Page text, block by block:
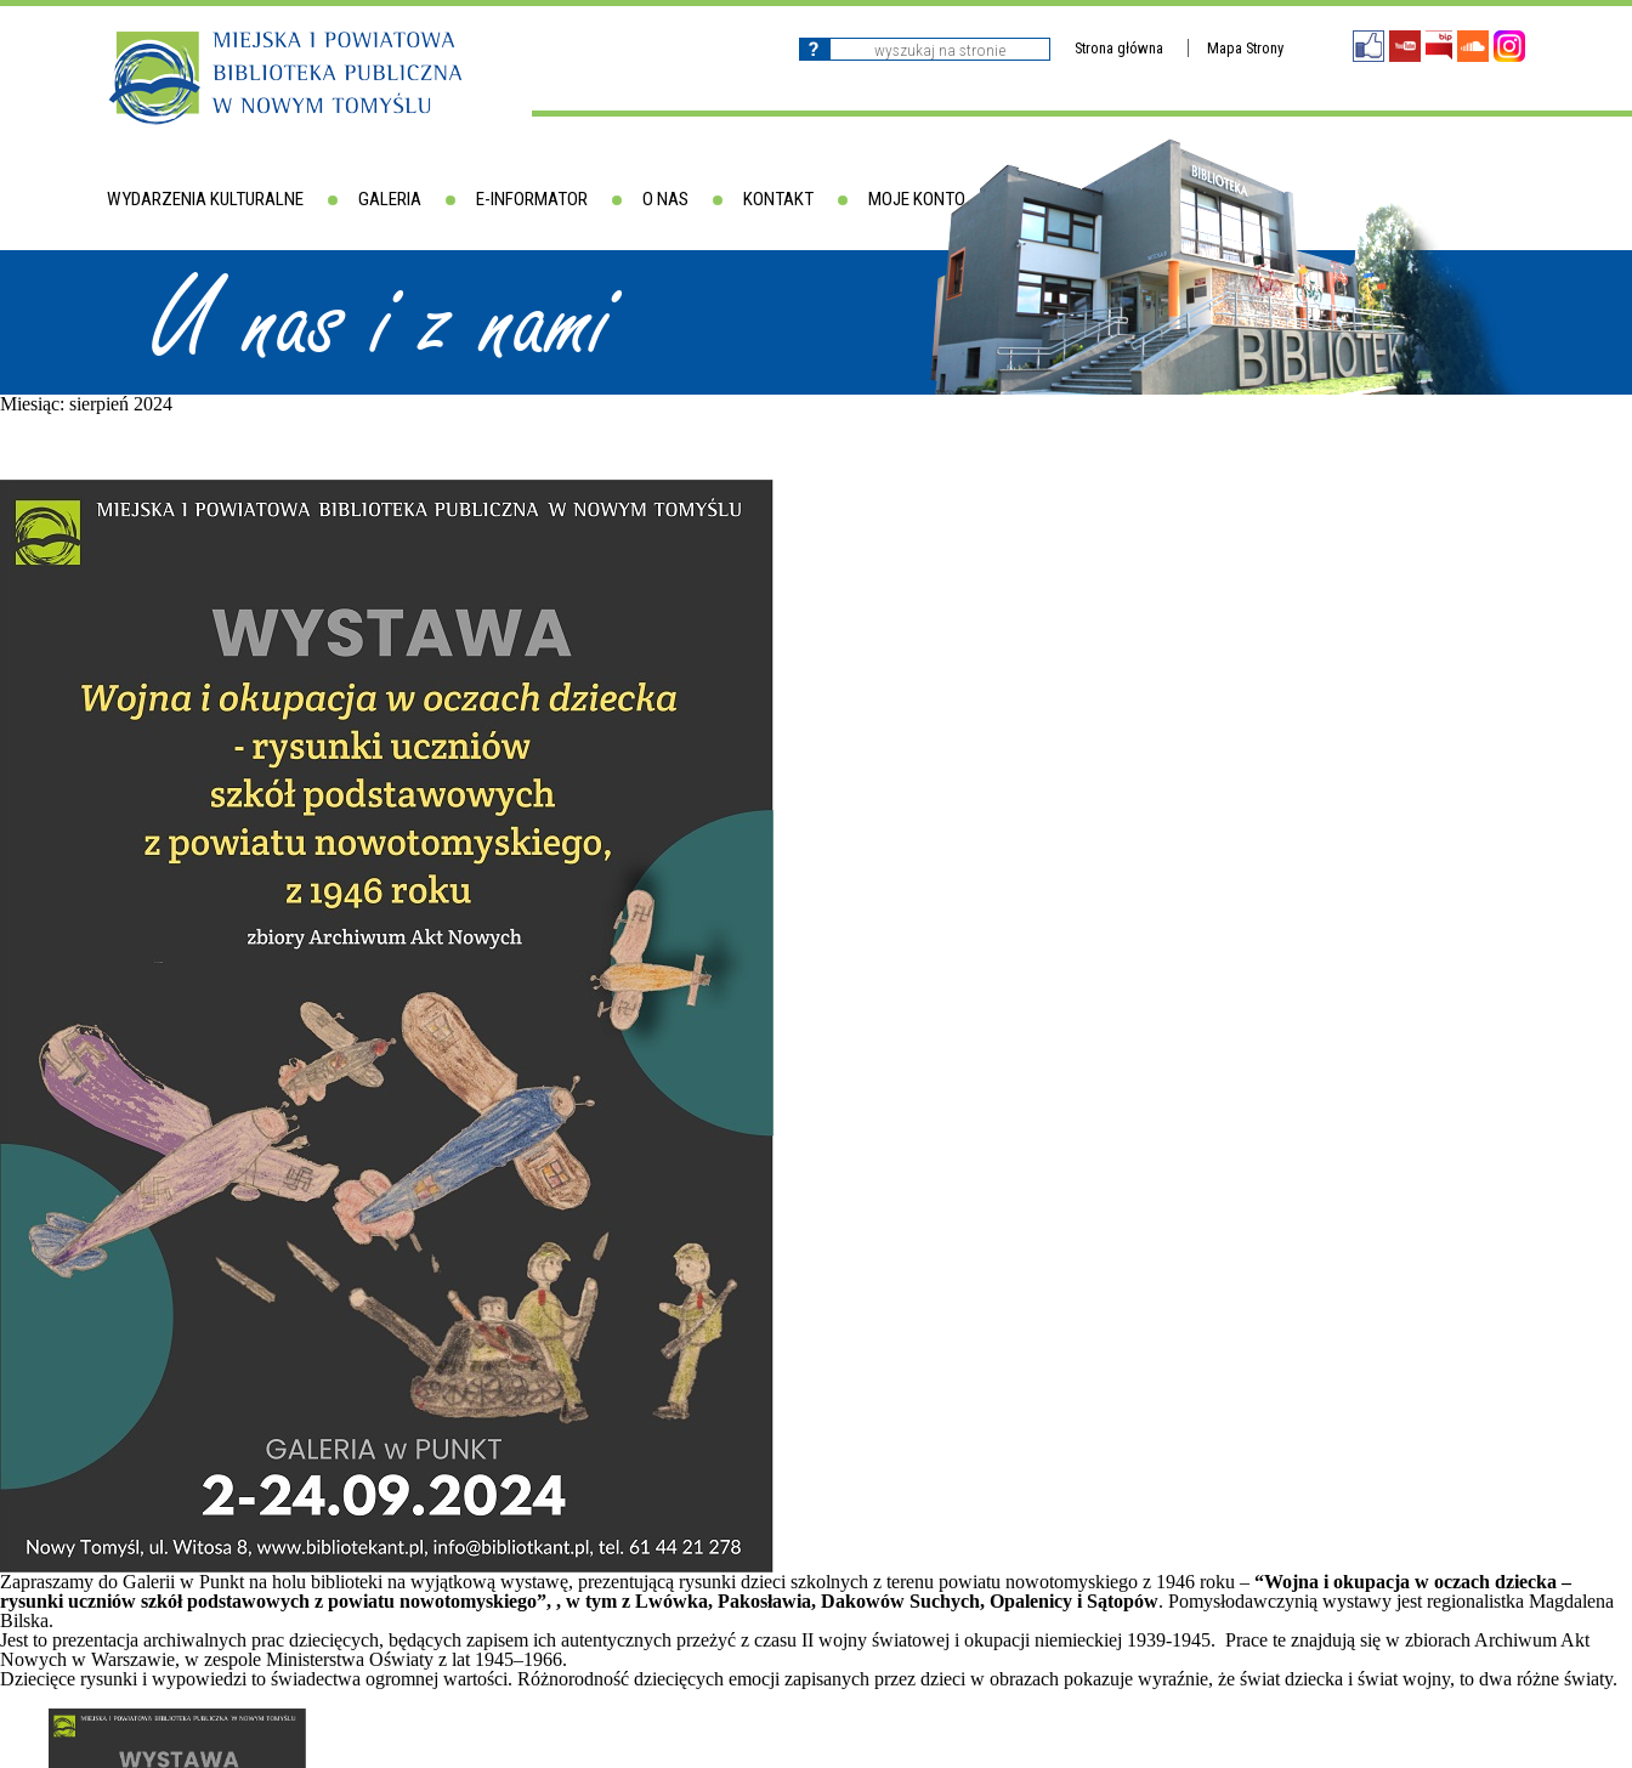
Strona główna Mapa Strony
WYDARZENIA KULTURALNE GALERIA E-INFORMATOR O NAS KONTAKT MOJE KONTO
U nas i z nami
Miesiąc: sierpień 2024
Zapraszamy do Galerii w Punkt na holu biblioteki na wyjątkową wystawę, prezentującą rysunki dzieci szkolnych z terenu powiatu nowotomyskiego z 1946 roku – “Wojna i okupacja w oczach dziecka –
rysunki uczniów szkół podstawowych z powiatu nowotomyskiego”, , w tym z Lwówka, Pakosławia, Dakowów Suchych, Opalenicy i Sątopów. Pomysłodawczynią wystawy jest regionalistka Magdalena
Bilska.
Jest to prezentacja archiwalnych prac dziecięcych, będących zapisem ich autentycznych przeżyć z czasu II wojny światowej i okupacji niemieckiej 1939-1945. Prace te znajdują się w zbiorach Archiwum Akt
Nowych w Warszawie, w zespole Ministerstwa Oświaty z lat 1945–1966.
Dziecięce rysunki i wypowiedzi to świadectwa ogromnej wartości. Różnorodność dziecięcych emocji zapisanych przez dzieci w obrazach pokazuje wyraźnie, że świat dziecka i świat wojny, to dwa różne światy.